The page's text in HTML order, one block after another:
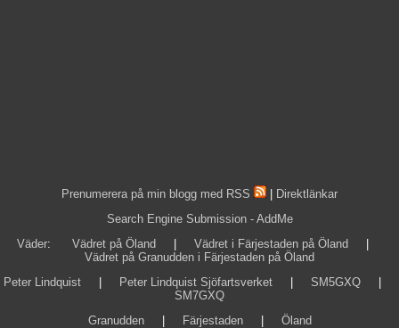
Prenumerera på min blogg med RSS
Direktlänkar
Search Engine Submission - AddMe
Väder: Vädret på Öland Vädret i Färjestaden på Öland
Vädret på Granudden i Färjestaden på Öland
Peter Lindquist
Peter Lindquist Sjöfartsverket SM5GXQ
SM7GXQ
Granudden| Färjestaden| Öland